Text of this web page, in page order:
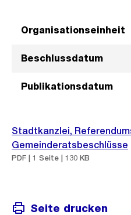
Organisationseinheit
Beschlussdatum
Publikationsdatum
Stadtkanzlei,
Gemeinderatsbeschlüsse
PDF | 1 Seite | 130 KB
Seite drucken